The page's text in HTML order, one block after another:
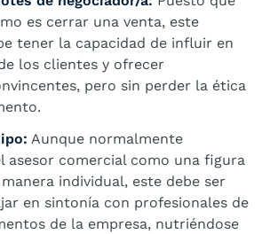
es cerrar una venta, este
tener la capacidad de influir en
los clientes y ofrecer
pero sin perder la ética
Aunque normalmente
asesor comercial como una figura
individual, este debe ser
en sintonía con profesionales de
de la empresa, nutriéndose